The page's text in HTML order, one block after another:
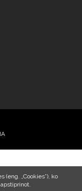
(eng. „Cookies”), ko